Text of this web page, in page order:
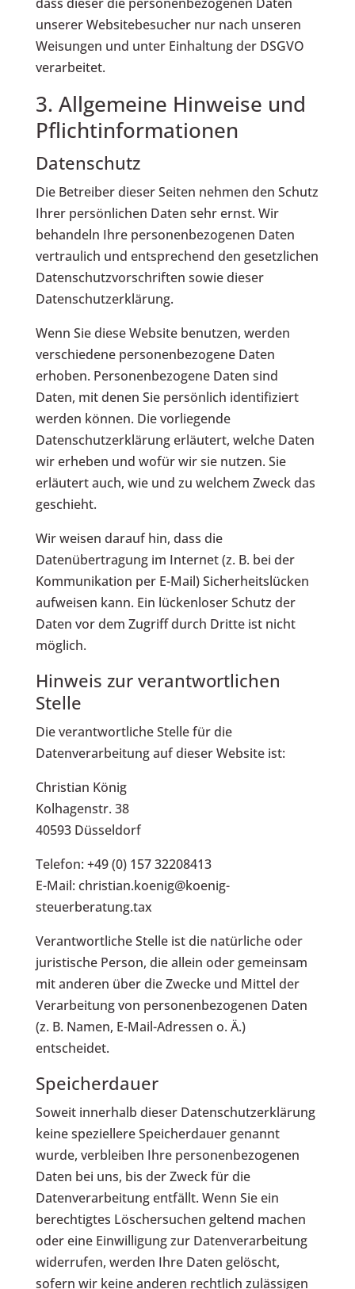
unserer Websitebesucher nur nach unseren
Weisungen und unter Einhaltung der DSGVO
verarbeitet.
3. Allgemeine Hinweise und
Pflicht­informationen
Datenschutz
Die Betreiber dieser Seiten nehmen den Schutz
Ihrer persönlichen Daten sehr ernst. Wir
behandeln Ihre personenbezogenen Daten
vertraulich und entsprechend den gesetzlichen
Datenschutzvorschriften sowie dieser
Datenschutzerklärung.
Wenn Sie diese Website benutzen, werden
verschiedene personenbezogene Daten
erhoben. Personenbezogene Daten sind
Daten, mit denen Sie persönlich identifiziert
werden können. Die vorliegende
Datenschutzerklärung erläutert, welche Daten
wir erheben und wofür wir sie nutzen. Sie
erläutert auch, wie und zu welchem Zweck das
geschieht.
Wir weisen darauf hin, dass die
Datenübertragung im Internet (z. B. bei der
Kommunikation per E-Mail) Sicherheitslücken
aufweisen kann. Ein lückenloser Schutz der
Daten vor dem Zugriff durch Dritte ist nicht
möglich.
Hinweis zur verantwortlichen
Stelle
Die verantwortliche Stelle für die
Datenverarbeitung auf dieser Website ist:
Christian König
Kolhagenstr. 38
40593 Düsseldorf
Telefon: +49 (0) 157 32208413
E-Mail: christian.koenig@koenig-
steuerberatung.tax
Verantwortliche Stelle ist die natürliche oder
juristische Person, die allein oder gemeinsam
mit anderen über die Zwecke und Mittel der
Verarbeitung von personenbezogenen Daten
(z. B. Namen, E-Mail-Adressen o. Ä.)
entscheidet.
Speicherdauer
Soweit innerhalb dieser Datenschutzerklärung
keine speziellere Speicherdauer genannt
wurde, verbleiben Ihre personenbezogenen
Daten bei uns, bis der Zweck für die
Datenverarbeitung entfällt. Wenn Sie ein
berechtigtes Löschersuchen geltend machen
oder eine Einwilligung zur Datenverarbeitung
widerrufen, werden Ihre Daten gelöscht,
sofern wir keine anderen rechtlich zulässigen